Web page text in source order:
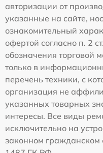
авторизации от
указанные на сайте,
ознакомительный
офертой согласно п. 2
обозначения торговой
только в
перечень техники, с
организация не
указанных товарных
интересы. Все виды
исключительно на
законном гражданском